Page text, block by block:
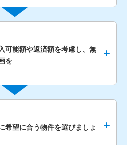
可能額や返済額を考慮し、無
を
希望に合う物件を選びましょ